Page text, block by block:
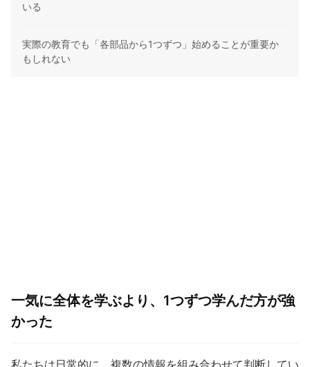
いる
実際の教育でも「各部品から1つずつ」始めることが重要か
もしれない
一気に全体を学ぶより、1つずつ学んだ方が強
かった